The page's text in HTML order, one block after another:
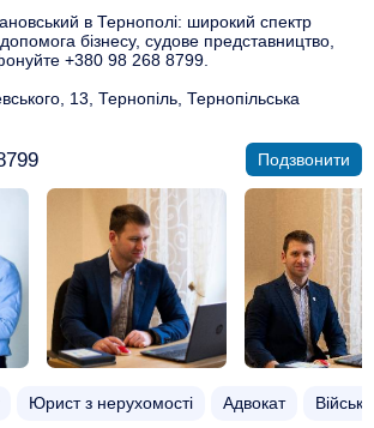
в Тернополі: широкий спектр
бізнесу, судове представництво,
+380 98 268 8799.
13, Тернопіль, Тернопільська
Подзвонити
Юрист з нерухомості Адвокат